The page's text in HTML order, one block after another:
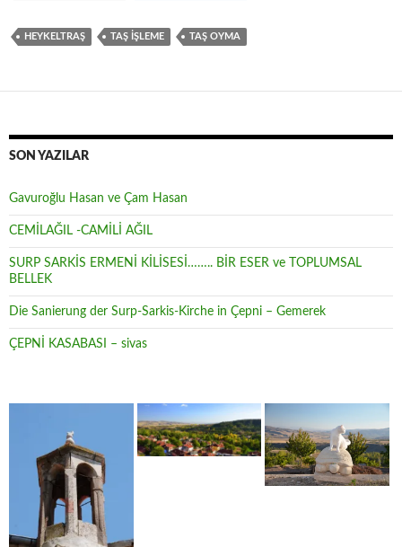
HEYKELTRAŞ TAŞ IŞLEME TAŞ OYMA
SON YAZILAR
Gavuroğlu Hasan ve Çam Hasan
CEMİLAĞIL -CAMİLİ AĞIL
SURP SARKİS ERMENİ KİLİSESİ…….. BİR ESER ve TOPLUMSAL
BELLEK
Die Sanierung der Surp-Sarkis-Kirche in Çepni – Gemerek
ÇEPNİ KASABASI – sivas